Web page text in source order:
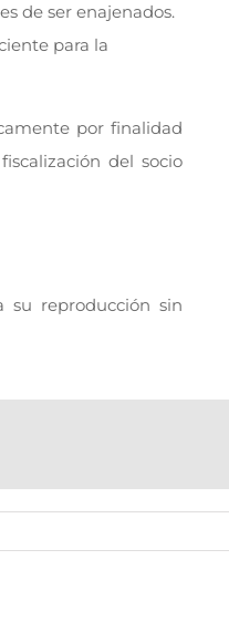
de ser enajenados.
para la
por finalidad
del socio
su reproducción sin